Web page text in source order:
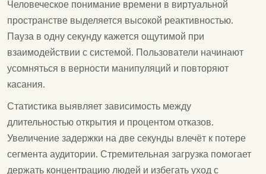
Человеческое понимание времени в виртуальной
пространстве выделяется высокой реактивностью.
Пауза в одну секунду кажется ощутимой при
взаимодействии с системой. Пользователи начинают
усомняться в верности манипуляций и повторяют
касания.
Статистика выявляет зависимость между
длительностью открытия и процентом отказов.
Увеличение задержки на две секунды влечёт к потере
сегмента аудитории. Стремительная загрузка помогает
держать концентрацию людей и избегать уход с